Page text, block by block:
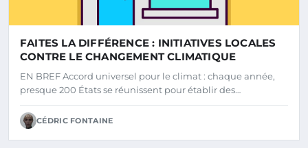
FAITES LA DIFFÉRENCE : INITIATIVES LOCALES
CONTRE LE CHANGEMENT CLIMATIQUE
EN BREF Accord universel pour le climat : chaque année,
presque 200 États se réunissent pour établir des…
CÉDRIC FONTAINE